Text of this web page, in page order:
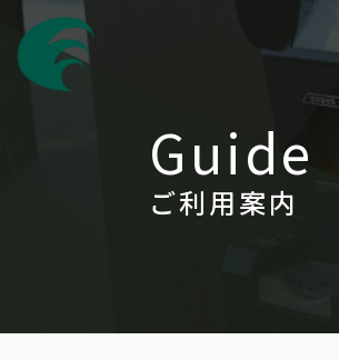
Guide
ご利用案内